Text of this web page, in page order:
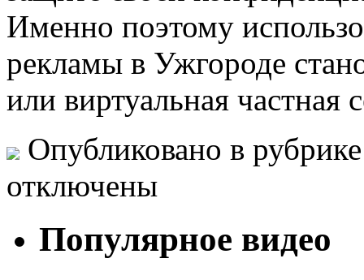
Именно поэтому
рекламы в Ужгороде
или виртуальная частная
Опубликовано в
отключены
Популярное видео